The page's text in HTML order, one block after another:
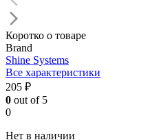
Коротко о товаре
Brand
Shine Systems
Все характеристики
205 ₽
0 out of 5
0
Нет в наличии